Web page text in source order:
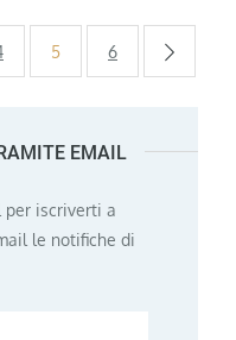
5 6
EMAIL
per iscriverti a
le notifiche di